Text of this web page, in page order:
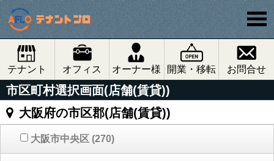
テナント オフィス オーナー様 開業・移転 お問合せ
市区町村選択画面(店舗(賃貸))
大阪府の市区郡(店舗(賃貸))
大阪市中央区 (270)